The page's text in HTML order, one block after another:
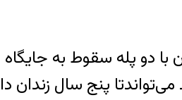
پنج سال زندان